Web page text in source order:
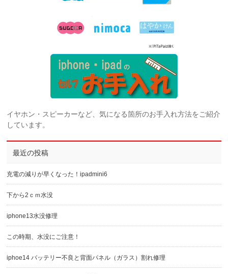
イヤホン・スピーカーなど、気になる箇所のお手入れ方法をご紹介
しています。
最近の投稿
充電の減りが早くなった！ipadmini6
下から2ｃｍ水没
iphone13水没修理
この時期、水没にご注意！
iphoe14 バッテリー不良と背面パネル（ガラス）割れ修理